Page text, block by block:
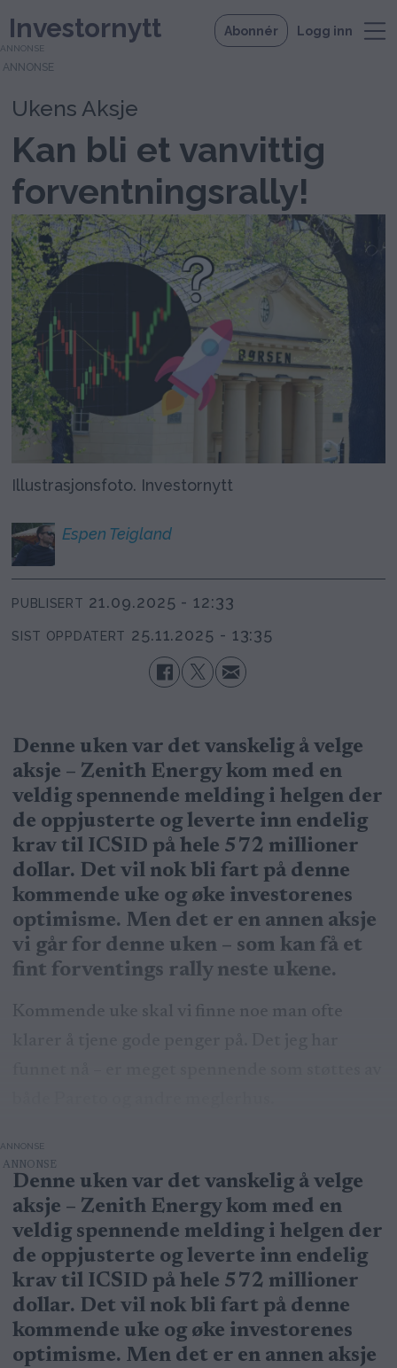
Investornytt Abonnér Logg inn
ANNONSE
Ukens Aksje
Kan bli et vanvittig
forventningsrally!
Illustrasjonsfoto. Investornytt
Espen Teigland
PUBLISERT 21.09.2025 - 12:33
SIST OPPDATERT 25.11.2025 - 13:35
Denne uken var det vanskelig å velge
aksje – Zenith Energy kom med en
veldig spennende melding i helgen der
de oppjusterte og leverte inn endelig
krav til ICSID på hele 572 millioner
dollar. Det vil nok bli fart på denne
kommende uke og øke investorenes
optimisme. Men det er en annen aksje
vi går for denne uken – som kan få et
fint forventings rally neste ukene.
Kommende uke skal vi finne noe man ofte
ANNONSE
Denne uken var det vanskelig å velge
aksje – Zenith Energy kom med en
veldig spennende melding i helgen der
de oppjusterte og leverte inn endelig
krav til ICSID på hele 572 millioner
dollar. Det vil nok bli fart på denne
kommende uke og øke investorenes
optimisme. Men det er en annen aksje